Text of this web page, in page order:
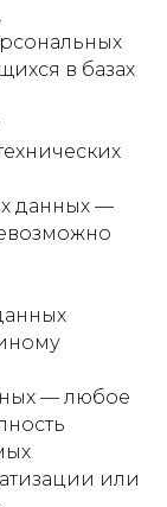
в базах
данных —
— любое
или